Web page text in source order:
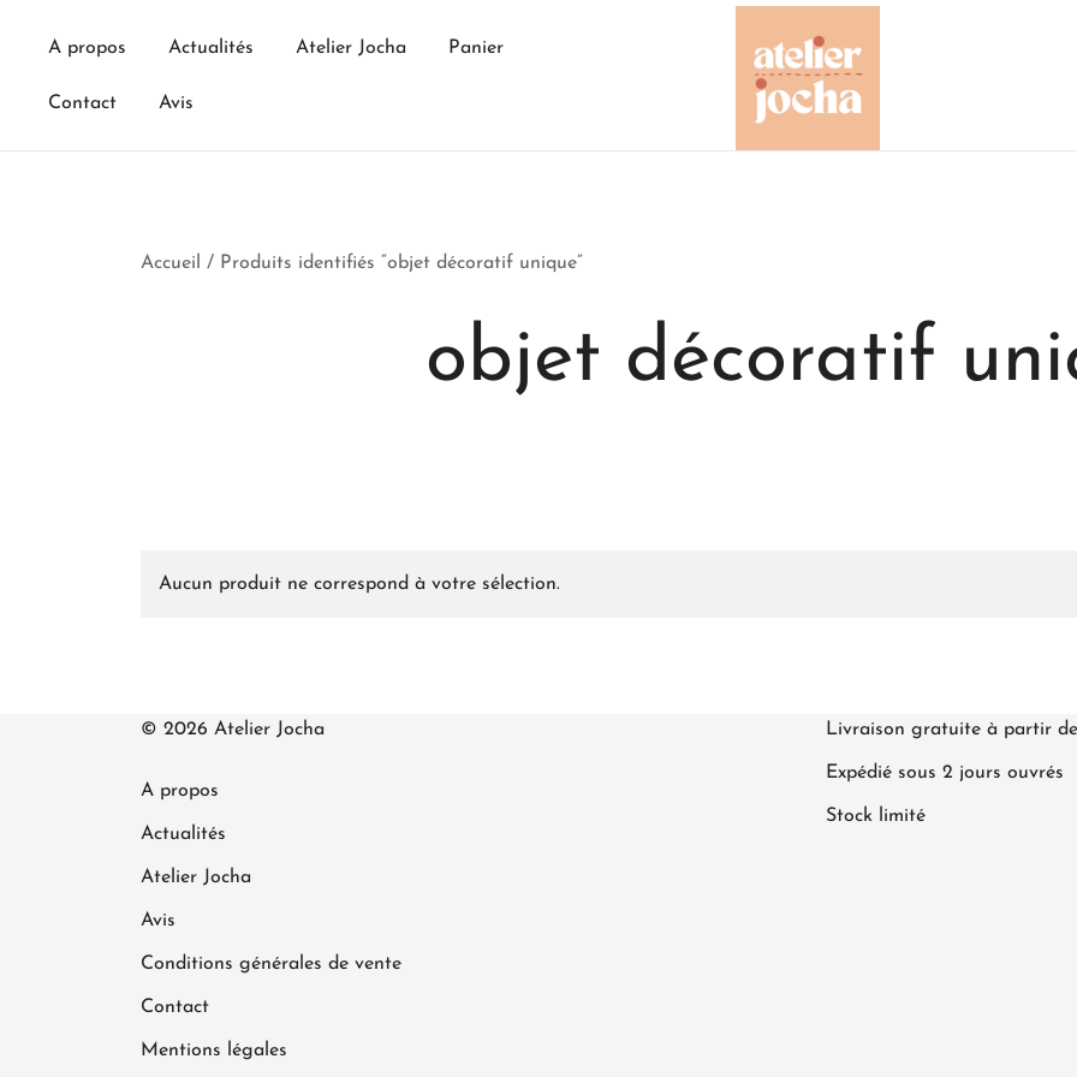
A propos Actualités Atelier Jocha Panier
Contact Avis
Accueil / Produits identifiés “objet décoratif unique”
objet décoratif
Aucun produit ne correspond à votre sélection.
© 2026 Atelier Jocha
A propos
Actualités
Atelier Jocha
Avis
Conditions générales de vente
Contact
Mentions légales
Livraison gratuite à partir
Expédié sous 2 jours ouvrés
Stock limité